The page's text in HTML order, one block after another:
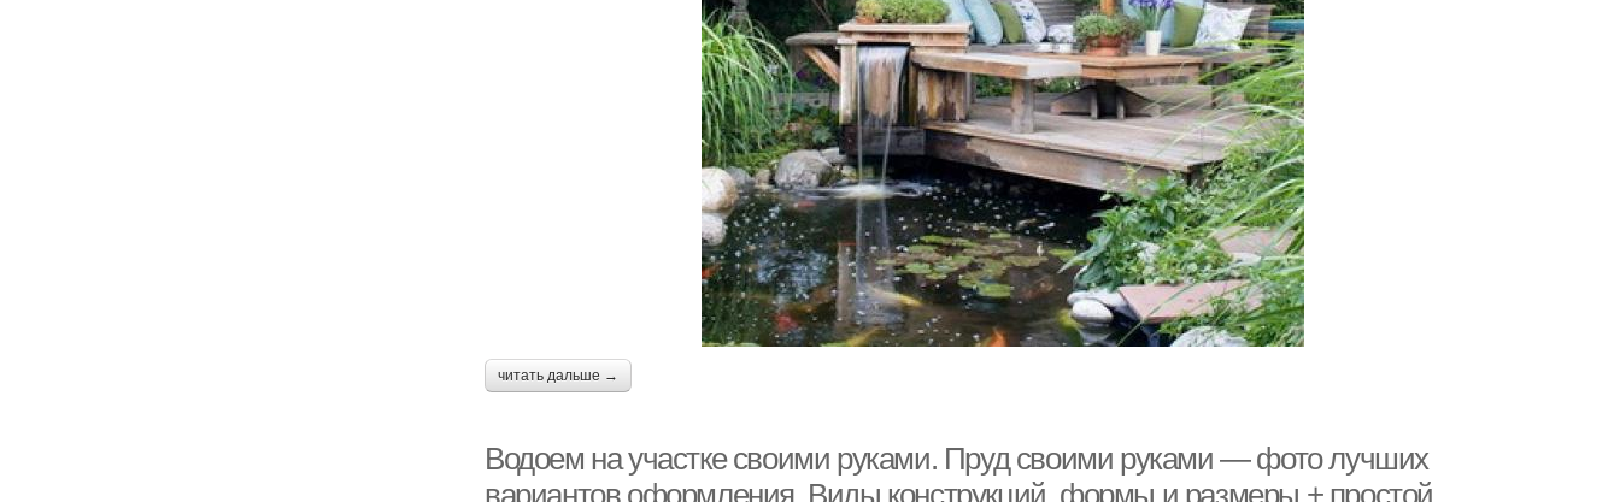
читать дальше →
Водоем на участке своими руками. Пруд своими руками — фото лучших
вариантов оформления. Виды конструкций, формы и размеры + простой